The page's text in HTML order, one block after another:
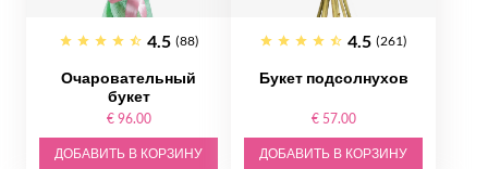
4.5 (88)
Очаровательный
букет
€ 96.00
ДОБАВИТЬ В КОРЗИНУ
4.5 (261)
Букет подсолнухов
€ 57.00
ДОБАВИТЬ В КОРЗИНУ